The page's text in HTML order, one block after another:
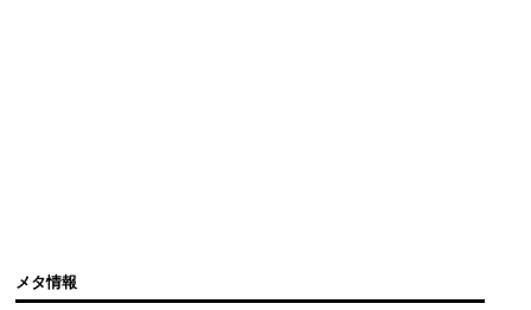
メタ情報